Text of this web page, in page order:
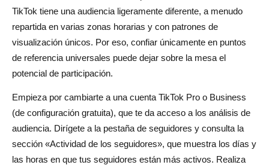
TikTok tiene una audiencia ligeramente diferente, a menudo
repartida en varias zonas horarias y con patrones de
visualización únicos. Por eso, confiar únicamente en puntos
de referencia universales puede dejar sobre la mesa el
potencial de participación.
Empieza por cambiarte a una cuenta TikTok Pro o Business
(de configuración gratuita), que te da acceso a los análisis de
audiencia. Dirígete a la pestaña de seguidores y consulta la
sección «Actividad de los seguidores», que muestra los días y
las horas en que tus seguidores están más activos. Realiza